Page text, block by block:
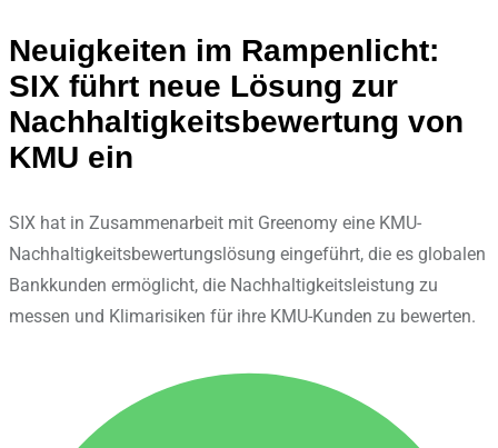
Neuigkeiten im Rampenlicht:
SIX führt neue Lösung zur
Nachhaltigkeitsbewertung von
KMU ein
SIX hat in Zusammenarbeit mit Greenomy eine KMU-
Nachhaltigkeitsbewertungslösung eingeführt, die es globalen
Bankkunden ermöglicht, die Nachhaltigkeitsleistung zu
messen und Klimarisiken für ihre KMU-Kunden zu bewerten.